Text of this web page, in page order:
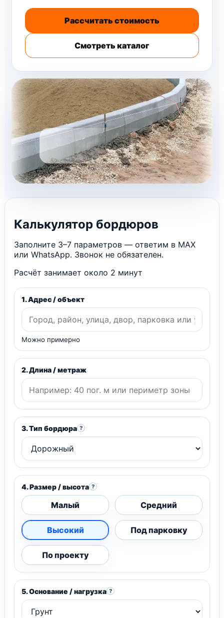
Рассчитать стоимость
Смотреть каталог
Калькулятор бордюров
Заполните 3–7 параметров — ответим в MAX
или WhatsApp. Звонок не обязателен.
Расчёт занимает около 2 минут
1. Адрес / объект
Можно примерно
2. Длина / метраж
3. Тип бордюра ?
4. Размер / высота ?
Малый Средний
Высокий Под парковку
По проекту
5. Основание / нагрузка ?